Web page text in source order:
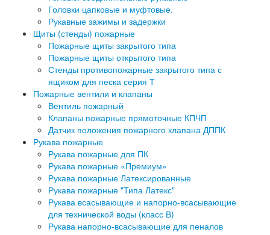
Головки цапковые и муфтовые.
Рукавные зажимы и задержки
Щиты (стенды) пожарные
Пожарные щиты закрытого типа
Пожарные щиты открытого типа
Стенды противопожарные закрытого типа с
ящиком для песка серия Т
Пожарные вентили и клапаны
Вентиль пожарный
Клапаны пожарные прямоточные КПЧП
Датчик положения пожарного клапана ДППК
Рукава пожарные
Рукава пожарные для ПК
Рукава пожарные «Премиум»
Рукава пожарные Латексированные
Рукава пожарные "Типа Латекс"
Рукава всасывающие и напорно-всасывающие
для технической воды (класс В)
Рукава напорно-всасывающие для пеналов